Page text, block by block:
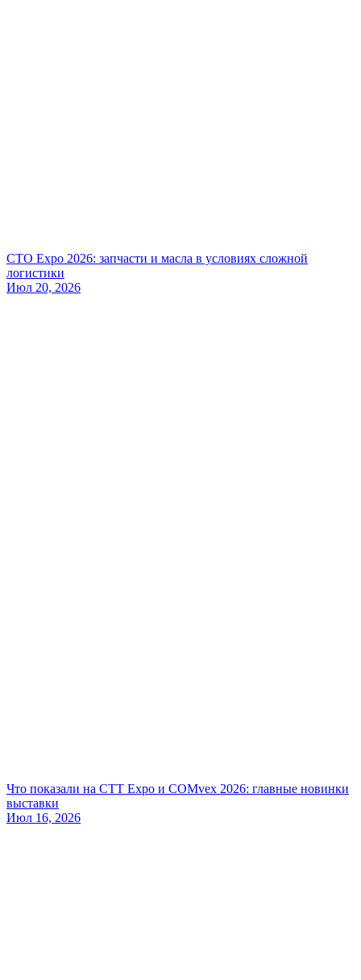
СТО Expo 2026: запчасти и масла в условиях сложной
логистики
Июл 20, 2026
Что показали на CTT Expo и COMvex 2026: главные новинки
выставки
Июл 16, 2026